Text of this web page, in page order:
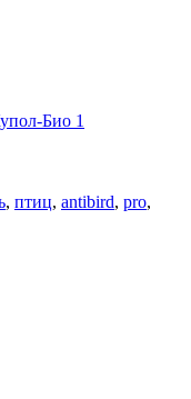
Био 1
, птиц, antibird, pro,